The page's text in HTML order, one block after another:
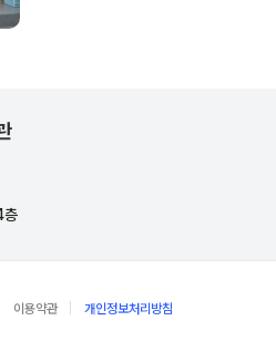
층
이용약관 개인정보처리방침